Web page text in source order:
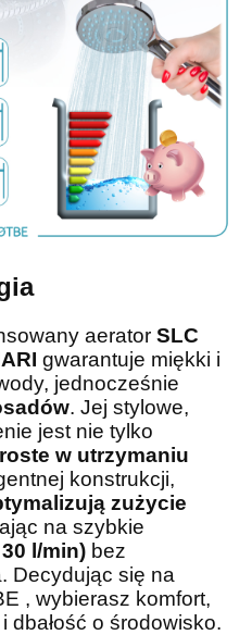
aerator SLC
gwarantuje miękki i
jednocześnie
. Jej stylowe,
jest nie tylko
w utrzymaniu
konstrukcji,
zużycie
na szybkie
l/min) bez
Decydując się na
, wybierasz komfort,
o środowisko.